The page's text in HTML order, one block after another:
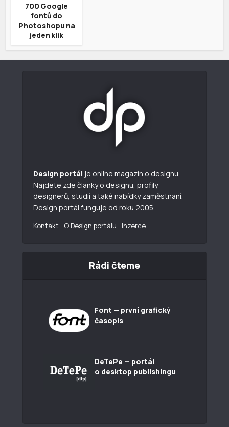
700 Google
fontů do
Photoshopu na
jeden klik
Design portál je online magazín o designu.
Najdete zde články o designu, profily
designerů, studií a také nabídky zaměstnání.
Design portál funguje od roku 2005.
Kontakt O Design portálu Inzerce
Rádi čteme
Font — první grafický
časopis
DeTePe — portál
o desktop publishingu